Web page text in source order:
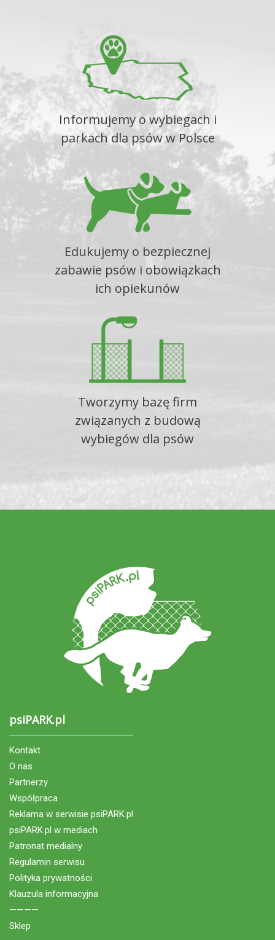
Informujemy o wybiegach i
parkach dla psów w Polsce
Edukujemy o bezpiecznej
zabawie psów i obowiązkach
ich opiekunów
Tworzymy bazę firm
związanych z budową
wybiegów dla psów
psiPARK.pl
Kontakt
O nas
Partnerzy
Współpraca
Reklama w serwisie psiPARK.pl
psiPARK.pl w mediach
Patronat medialny
Regulamin serwisu
Polityka prywatności
Klauzula informacyjna
————
Sklep